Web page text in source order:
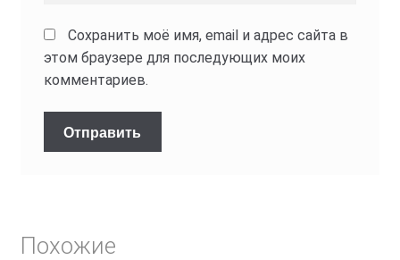
Сохранить моё имя, email и адрес сайта в
этом браузере для последующих моих
комментариев.
Похожие